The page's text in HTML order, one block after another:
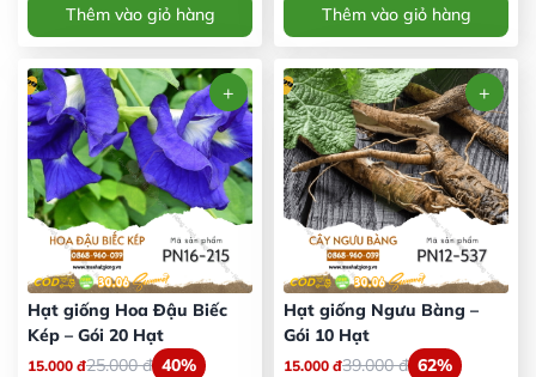
Thêm vào giỏ hàng Thêm vào giỏ hàng
Hạt giống Hoa Đậu Biếc
Kép – Gói 20 Hạt
15.000 đ25.000đ 40%
Hạt giống Ngưu Bàng –
Gói 10 Hạt
15.000 đ39.000đ 62%